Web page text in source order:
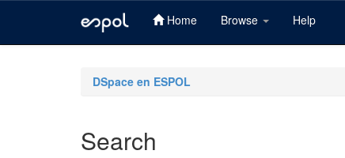
Home Browse Help
DSpace en ESPOL
Search